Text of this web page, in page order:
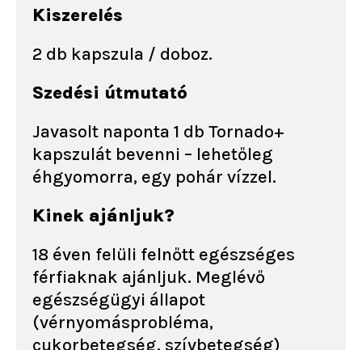
Kiszerelés
2 db kapszula / doboz.
Szedési útmutató
Javasolt naponta 1 db Tornado+
kapszulát bevenni – lehetőleg
éhgyomorra, egy pohár vízzel.
Kinek ajánljuk?
18 éven felüli felnőtt egészséges
férfiaknak ajánljuk. Meglévő
egészségügyi állapot
(vérnyomásprobléma,
cukorbetegség, szívbetegség)